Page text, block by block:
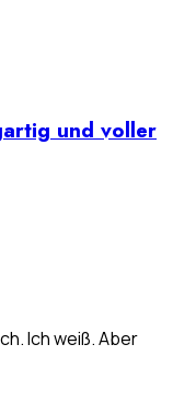
und voller
Ich weiß. Aber